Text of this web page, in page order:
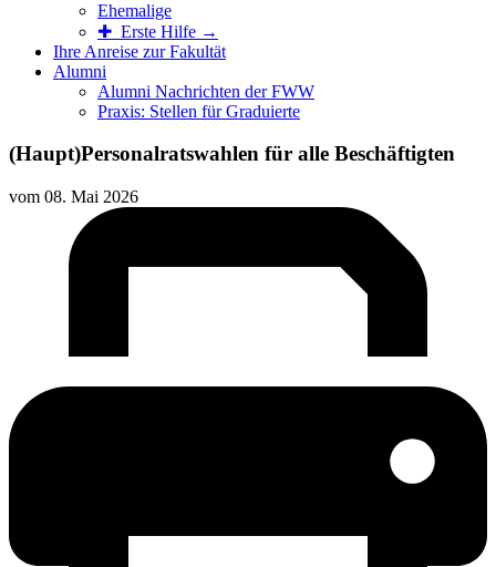
Ehemalige
✚ Erste Hilfe →
Ihre Anreise zur Fakultät
Alumni
Alumni Nachrichten der FWW
Praxis: Stellen für Graduierte
(Haupt)Personalratswahlen für alle Beschäftigten
vom 08. Mai 2026